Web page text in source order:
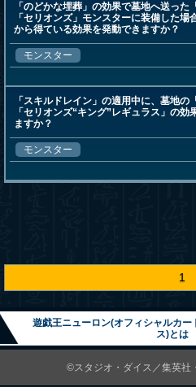
「のどかな埋葬」の効果で墓地へ送っ
「セリオンズ」モンスターに装備した場
から得ている効果を発動できますか？
モンスター
「スキルドレイン」の適用中に、墓地
「セリオンズ“キング”レギュラス」の
ますか？
モンスター
1
遊戯王ニューロン(オフィシャルカ
ス)とは
©スタジオ・ダイス／集英社